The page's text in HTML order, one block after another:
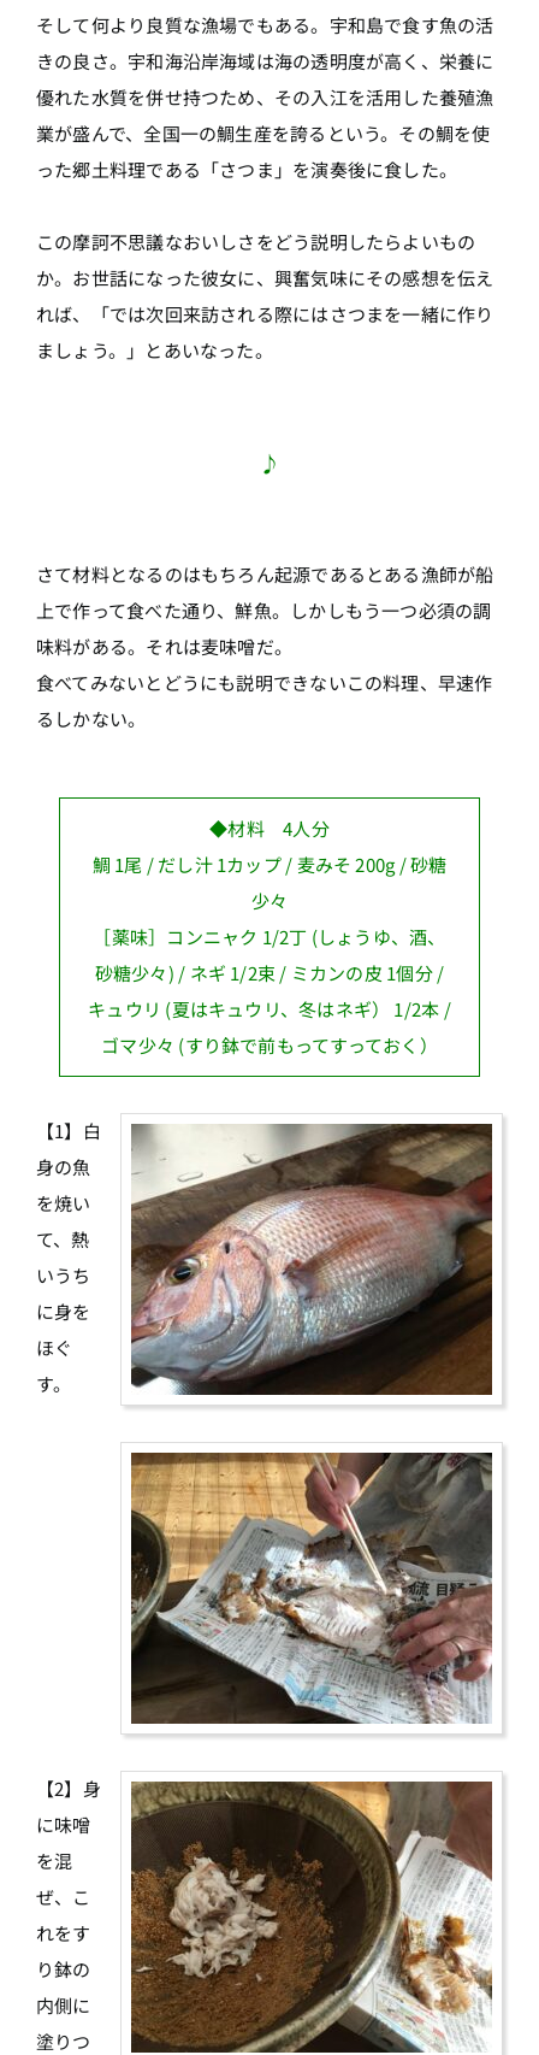
そして何より良質な漁場でもある。宇和島で食す魚の活
きの良さ。宇和海沿岸海域は海の透明度が高く、栄養に
優れた水質を併せ持つため、その入江を活用した養殖漁
業が盛んで、全国一の鯛生産を誇るという。その鯛を使
った郷土料理である「さつま」を演奏後に食した。
この摩訶不思議なおいしさをどう説明したらよいもの
か。お世話になった彼女に、興奮気味にその感想を伝え
れば、「では次回来訪される際にはさつまを一緒に作り
ましょう。」とあいなった。
♪
さて材料となるのはもちろん起源であるとある漁師が船
上で作って食べた通り、鮮魚。しかしもう一つ必須の調
味料がある。それは麦味噌だ。
食べてみないとどうにも説明できないこの料理、早速作
るしかない。
◆材料 4人分
鯛 1尾 / だし汁 1カップ / 麦みそ 200g / 砂糖
少々
［薬味］コンニャク 1/2丁 (しょうゆ、酒、
砂糖少々) / ネギ 1/2束 / ミカンの皮 1個分 /
キュウリ (夏はキュウリ、冬はネギ） 1/2本 /
ゴマ少々 (すり鉢で前もってすっておく）
【1】白
身の魚
を焼い
て、熱
いうち
に身を
ほぐ
す。
【2】身
に味噌
を混
ぜ、こ
れをす
り鉢の
内側に
塗りつ